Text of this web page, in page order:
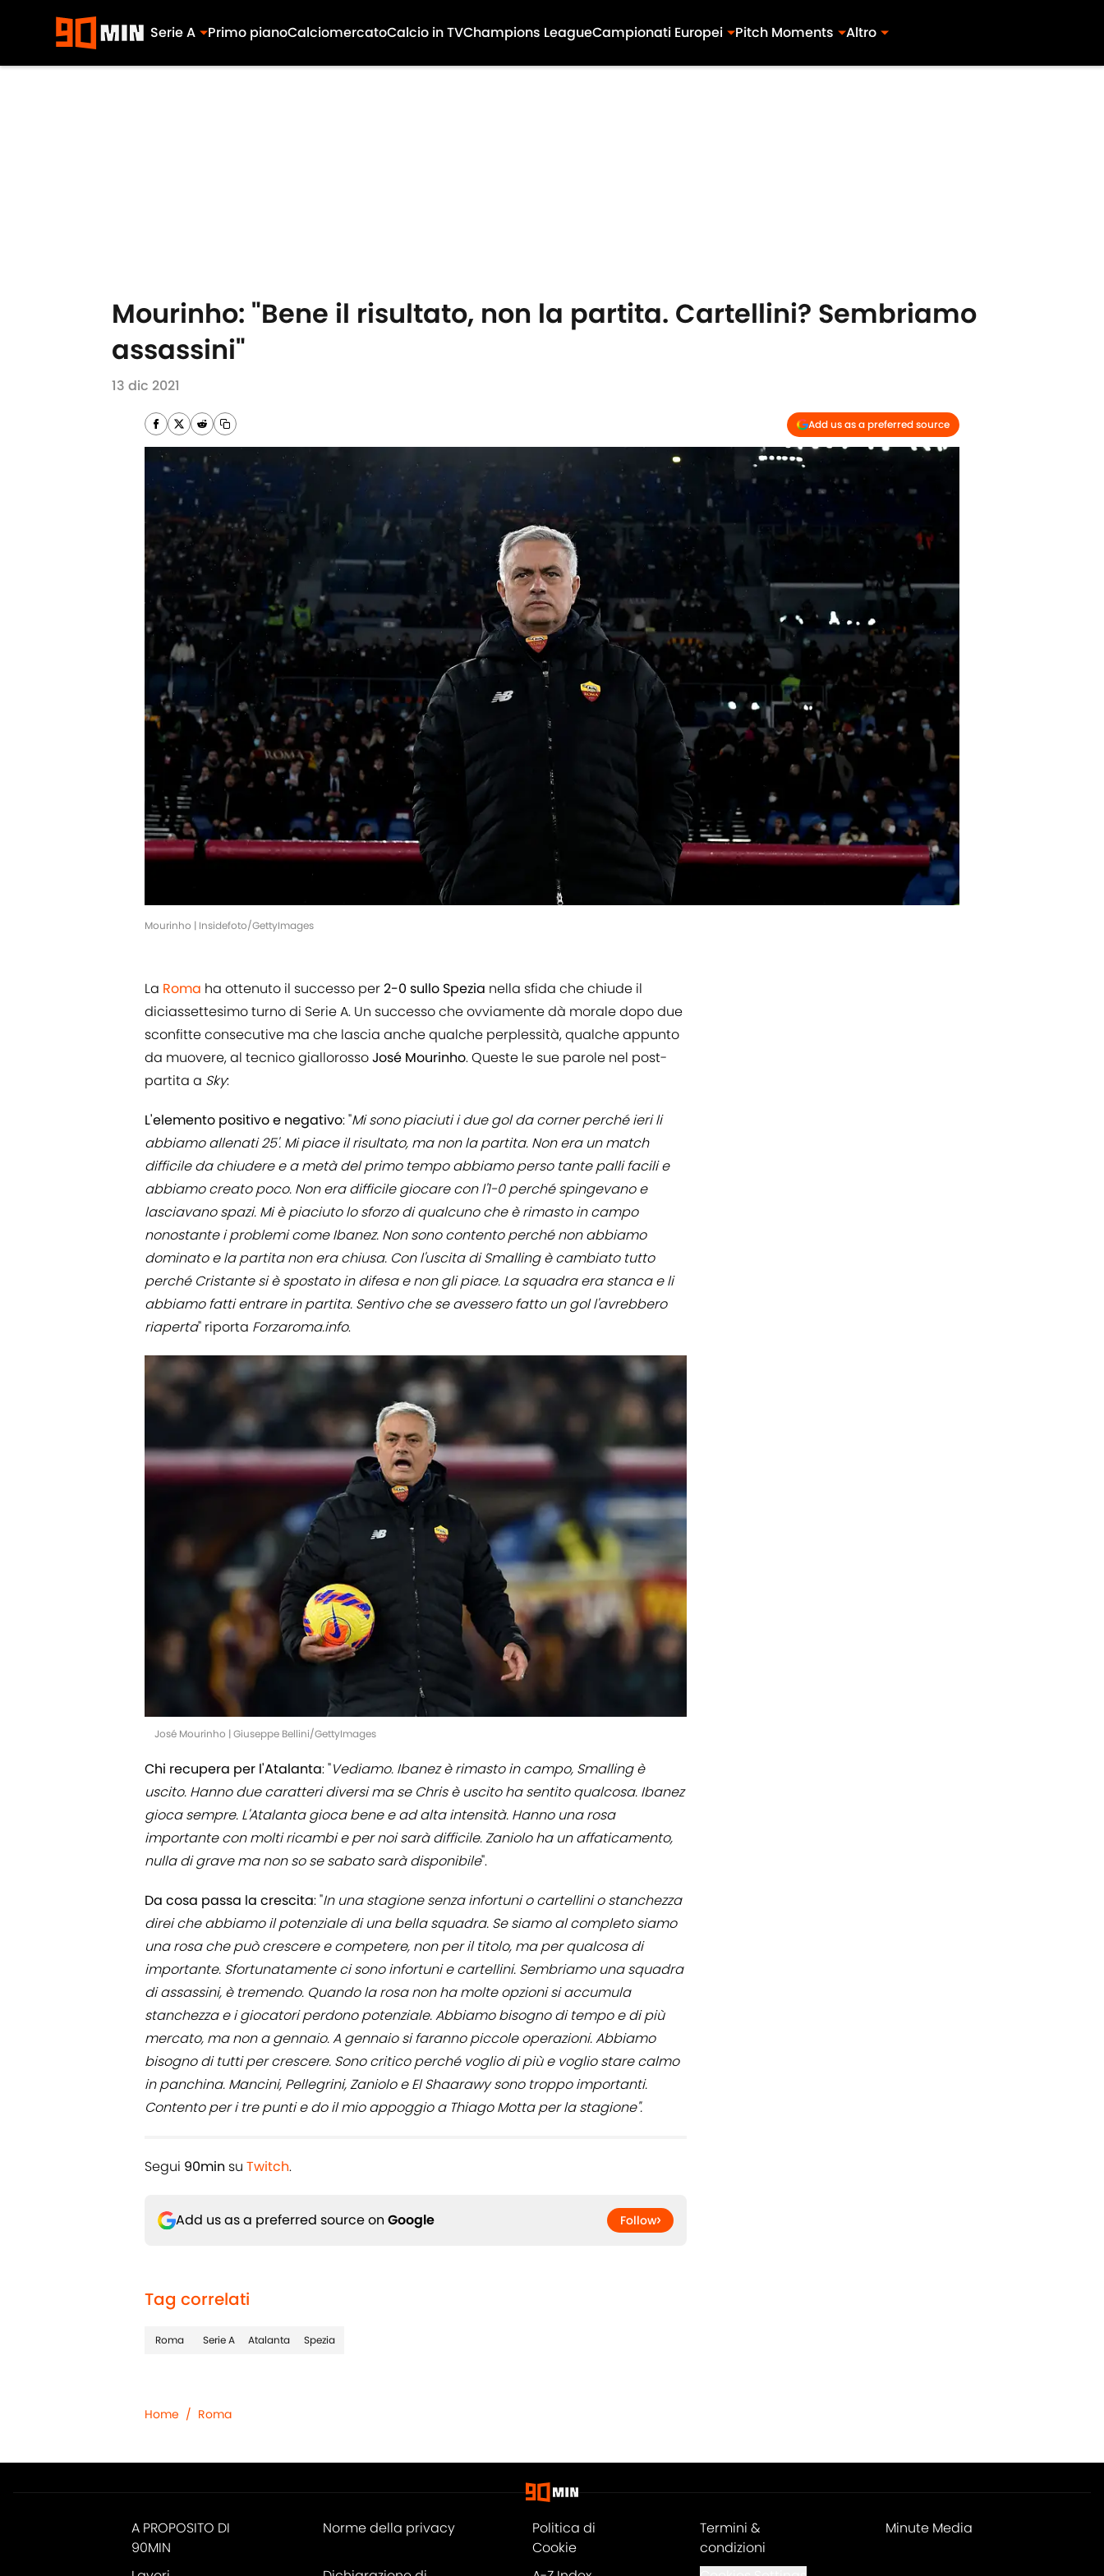
Serie A Primo pianoCalciomercatoCalcio in TVChampions LeagueCampionati Europei Pitch Moments Altro
Mourinho: "Bene il risultato, non la partita. Cartellini? Sembriamo
assassini"
13 dic 2021
Add us as a preferred source
Mourinho | Insidefoto/GettyImages
La Roma ha ottenuto il successo per2-0 sullo Spezia nella sfida che chiude il
diciassettesimo turno di Serie A. Un successo che ovviamente dà morale dopo due
sconfitte consecutive ma che lascia anche qualche perplessità, qualche appunto
da muovere, al tecnico giallorossoJosé Mourinho. Queste le sue parole nel post-
partita a Sky:
L'elemento positivo e negativo: "Mi sono piaciuti i due gol da corner perché ieri li
abbiamo allenati 25'. Mi piace il risultato, ma non la partita. Non era un match
difficile da chiudere e a metà del primo tempo abbiamo perso tante palli facili e
abbiamo creato poco. Non era difficile giocare con l'1-0 perché spingevano e
lasciavano spazi. Mi è piaciuto lo sforzo di qualcuno che è rimasto in campo
nonostante i problemi come Ibanez. Non sono contento perché non abbiamo
dominato e la partita non era chiusa. Con l'uscita di Smalling è cambiato tutto
perché Cristante si è spostato in difesa e non gli piace. La squadra era stanca e li
abbiamo fatti entrare in partita. Sentivo che se avessero fatto un gol l'avrebbero
riaperta" riporta Forzaroma.info.
José Mourinho | Giuseppe Bellini/GettyImages
Chi recupera per l'Atalanta: "Vediamo. Ibanez è rimasto in campo, Smalling è
uscito. Hanno due caratteri diversi ma se Chris è uscito ha sentito qualcosa. Ibanez
gioca sempre. L'Atalanta gioca bene e ad alta intensità. Hanno una rosa
importante con molti ricambi e per noi sarà difficile. Zaniolo ha un affaticamento,
nulla di grave ma non so se sabato sarà disponibile".
Da cosa passa la crescita: "In una stagione senza infortuni o cartellini o stanchezza
direi che abbiamo il potenziale di una bella squadra. Se siamo al completo siamo
una rosa che può crescere e competere, non per il titolo, ma per qualcosa di
importante. Sfortunatamente ci sono infortuni e cartellini. Sembriamo una squadra
di assassini, è tremendo. Quando la rosa non ha molte opzioni si accumula
stanchezza e i giocatori perdono potenziale. Abbiamo bisogno di tempo e di più
mercato, ma non a gennaio. A gennaio si faranno piccole operazioni. Abbiamo
bisogno di tutti per crescere. Sono critico perché voglio di più e voglio stare calmo
in panchina. Mancini, Pellegrini, Zaniolo e El Shaarawy sono troppo importanti.
Contento per i tre punti e do il mio appoggio a Thiago Motta per la stagione".
Segui 90min su Twitch.
Add us as a preferred source on Google Follow
Tag correlati
Roma Serie A Atalanta Spezia
Home / Roma
A PROPOSITO DI
90MIN
Norme della privacy
Politica di
Cookie
Termini &
condizioni
Minute Media